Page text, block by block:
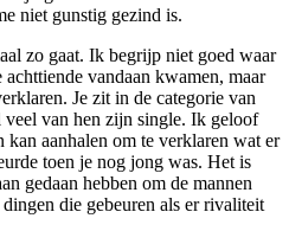
niet gunstig gezind is.
zo gaat. Ik begrijp niet goed waar
vandaan kwamen, maar
Je zit in de categorie van
van hen zijn single. Ik geloof
kan aanhalen om te verklaren wat er
toen je nog jong was. Het is
gedaan hebben om de mannen
die gebeuren als er rivaliteit